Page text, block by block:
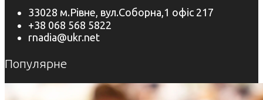
33028 м.Рівне, вул.Соборна,1 офіс 217
+38 068 568 5822
rnadia@ukr.net
Популярне